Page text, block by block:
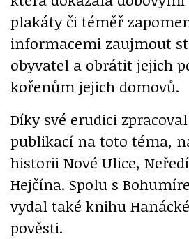
plakáty či téměř
informacemi zaujmout
obyvatel a obrátit jejich
kořenům jejich domovů.
Díky své erudici
publikací na toto téma,
historii Nové Ulice,
Hejčína. Spolu s
vydal také knihu
pověsti.